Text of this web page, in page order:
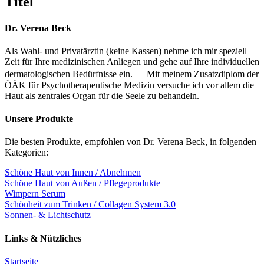
view
Dr. Verena Beck
Als Wahl- und Privatärztin (keine Kassen) nehme ich mir speziell
Zeit für Ihre medizinischen Anliegen und gehe auf Ihre individuellen
dermatologischen Bedürfnisse ein. Mit meinem Zusatzdiplom der
ÖÄK für Psychotherapeutische Medizin versuche ich vor allem die
Haut als zentrales Organ für die Seele zu behandeln.
Unsere Produkte
Die besten Produkte, empfohlen von Dr. Verena Beck, in folgenden
Kategorien:
Schöne Haut von Innen / Abnehmen
Schöne Haut von Außen / Pflegeprodukte
Wimpern Serum
Schönheit zum Trinken / Collagen System 3.0
Sonnen- & Lichtschutz
Links & Nützliches
Startseite